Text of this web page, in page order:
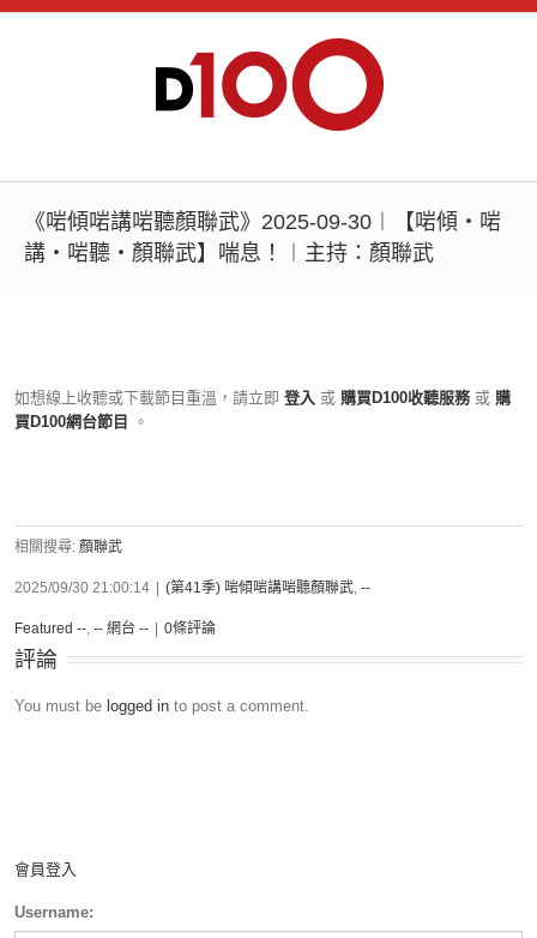
《啱傾啱講啱聽顏聯武》2025-09-30︱【啱傾‧啱
講‧啱聽‧顏聯武】喘息！︱主持：顏聯武
如想線上收聽或下載節目重溫，請立即 登入 或 購買D100收聽服務 或 購
買D100網台節目
。
相關搜尋: 顏聯武
2025/09/30 21:00:14 (第41季) 啱傾啱講啱聽顏聯武, --
Featured --, -- 網台 -- 0條評論
評論
You must be logged in to post a comment.
會員登入
Username: